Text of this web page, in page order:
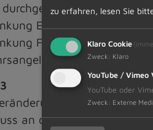
Eschenallee
Föhrenschachenweg
zur letzten
an den
zu erfahren, lesen Sie
Klaro Cookie
Zweck : Klaro
YouTube / Vimeo
YouTube oder
Zweck : Externe